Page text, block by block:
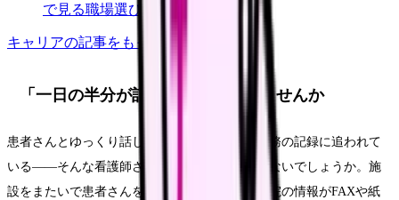
で見る職場選び
キャリアの記事をもっと見る
「一日の半分が記録」になっていませんか
患者さんとゆっくり話したいのに、気づけば残務の記録に追われて
いる——そんな看護師さんは少なくないのではないでしょうか。施
設をまたいで患者さんを引き継ぐとき、前の病院の情報がFAXや紙